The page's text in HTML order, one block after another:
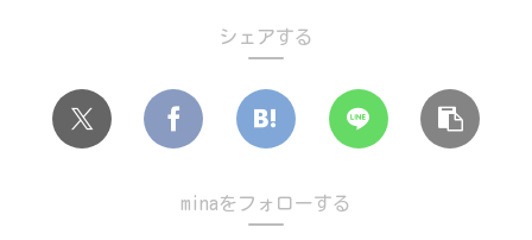
シェアする
minaをフォローする